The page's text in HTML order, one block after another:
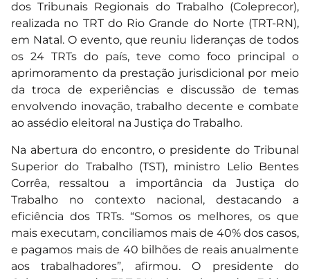
dos Tribunais Regionais do Trabalho (Coleprecor),
realizada no TRT do Rio Grande do Norte (TRT-RN),
em Natal. O evento, que reuniu lideranças de todos
os 24 TRTs do país, teve como foco principal o
aprimoramento da prestação jurisdicional por meio
da troca de experiências e discussão de temas
envolvendo inovação, trabalho decente e combate
ao assédio eleitoral na Justiça do Trabalho.
Na abertura do encontro, o presidente do Tribunal
Superior do Trabalho (TST), ministro Lelio Bentes
Corrêa, ressaltou a importância da Justiça do
Trabalho no contexto nacional, destacando a
eficiência dos TRTs. “Somos os melhores, os que
mais executam, conciliamos mais de 40% dos casos,
e pagamos mais de 40 bilhões de reais anualmente
aos trabalhadores”, afirmou. O presidente do